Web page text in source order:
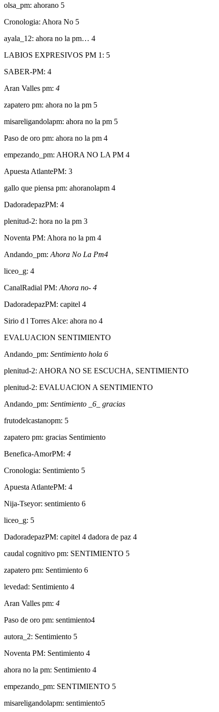
olsa_pm: ahorano 5
Cronologia: Ahora No 5
ayala_12: ahora no la pm… 4
LABIOS EXPRESIVOS PM 1: 5
SABER-PM: 4
Aran Valles pm: 4
zapatero pm: ahora no la pm 5
misareligandolapm: ahora no la pm 5
Paso de oro pm: ahora no la pm 4
empezando_pm: AHORA NO LA PM 4
Apuesta AtlantePM: 3
gallo que piensa pm: ahoranolapm 4
DadoradepazPM: 4
plenitud-2: hora no la pm 3
Noventa PM: Ahora no la pm 4
Andando_pm: Ahora No La Pm4
liceo_g: 4
CanalRadial PM: Ahora no- 4
DadoradepazPM: capitel 4
Sirio d l Torres Alce: ahora no 4
EVALUACION SENTIMIENTO
Andando_pm: Sentimiento hola 6
plenitud-2: AHORA NO SE ESCUCHA, SENTIMIENTO
plenitud-2: EVALUACION A SENTIMIENTO
Andando_pm: Sentimiento _6_ gracias
frutodelcastanopm: 5
zapatero pm: gracias Sentimiento
Benefica-AmorPM: 4
Cronologia: Sentimiento 5
Apuesta AtlantePM: 4
Nija-Tseyor: sentimiento 6
liceo_g: 5
DadoradepazPM: capitel 4 dadora de paz 4
caudal cognitivo pm: SENTIMIENTO 5
zapatero pm: Sentimiento 6
levedad: Sentimiento 4
Aran Valles pm: 4
Paso de oro pm: sentimiento4
autora_2: Sentimiento 5
Noventa PM: Sentimiento 4
ahora no la pm: Sentimiento 4
empezando_pm: SENTIMIENTO 5
misareligandolapm: sentimiento5